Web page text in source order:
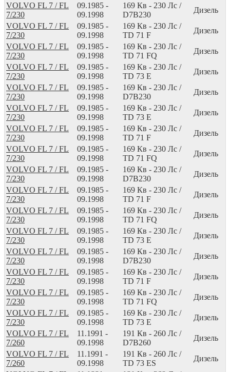
VOLVO FL 7 / FL
7/230
09.1985 -
09.1998
169 Кв - 230 Лс /
D7B230
Дизель
VOLVO FL 7 / FL
7/230
09.1985 -
09.1998
169 Кв - 230 Лс /
TD 71 F
Дизель
VOLVO FL 7 / FL
7/230
09.1985 -
09.1998
169 Кв - 230 Лс /
TD 71 FQ
Дизель
VOLVO FL 7 / FL
7/230
09.1985 -
09.1998
169 Кв - 230 Лс /
TD 73 E
Дизель
VOLVO FL 7 / FL
7/230
09.1985 -
09.1998
169 Кв - 230 Лс /
D7B230
Дизель
VOLVO FL 7 / FL
7/230
09.1985 -
09.1998
169 Кв - 230 Лс /
TD 73 E
Дизель
VOLVO FL 7 / FL
7/230
09.1985 -
09.1998
169 Кв - 230 Лс /
TD 71 F
Дизель
VOLVO FL 7 / FL
7/230
09.1985 -
09.1998
169 Кв - 230 Лс /
TD 71 FQ
Дизель
VOLVO FL 7 / FL
7/230
09.1985 -
09.1998
169 Кв - 230 Лс /
D7B230
Дизель
VOLVO FL 7 / FL
7/230
09.1985 -
09.1998
169 Кв - 230 Лс /
TD 71 F
Дизель
VOLVO FL 7 / FL
7/230
09.1985 -
09.1998
169 Кв - 230 Лс /
TD 71 FQ
Дизель
VOLVO FL 7 / FL
7/230
09.1985 -
09.1998
169 Кв - 230 Лс /
TD 73 E
Дизель
VOLVO FL 7 / FL
7/230
09.1985 -
09.1998
169 Кв - 230 Лс /
D7B230
Дизель
VOLVO FL 7 / FL
7/230
09.1985 -
09.1998
169 Кв - 230 Лс /
TD 71 F
Дизель
VOLVO FL 7 / FL
7/230
09.1985 -
09.1998
169 Кв - 230 Лс /
TD 71 FQ
Дизель
VOLVO FL 7 / FL
7/230
09.1985 -
09.1998
169 Кв - 230 Лс /
TD 73 E
Дизель
VOLVO FL 7 / FL
7/260
11.1991 -
09.1998
191 Кв - 260 Лс /
D7B260
Дизель
VOLVO FL 7 / FL
7/260
11.1991 -
09.1998
191 Кв - 260 Лс /
TD 73 ES
Дизель